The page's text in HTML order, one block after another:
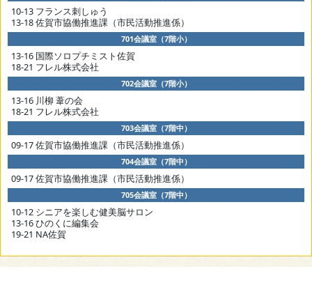
10-13 フランス刺しゅう
13-18 佐賀市協働推進課（市民活動推進係）
701会議室（7階小）
13-16 国際ソロプチミスト佐賀
18-21 フレル株式会社
702会議室（7階小）
13-16 川柳 葦の会
18-21 フレル株式会社
703会議室（7階中）
09-17 佐賀市協働推進課（市民活動推進係）
704会議室（7階中）
09-17 佐賀市協働推進課（市民活動推進係）
705会議室（7階中）
10-12 シニアを楽しむ健美脳サロン
13-16 ひのくに編集会
19-21 NA佐賀